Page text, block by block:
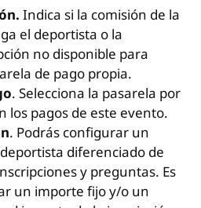
Indica si la comisión de la
el deportista o la
no disponible para
de pago propia.
. Selecciona la pasarela por
los pagos de este evento.
. Podrás configurar un
diferenciado de
y preguntas. Es
un importe fijo y/o un